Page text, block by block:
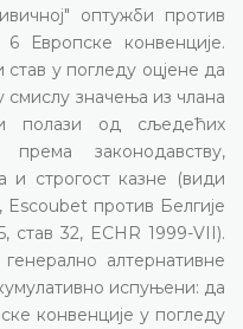
оптужби против
Европске конвенције.
у погледу оцјене да
смислу значења из члана
полази од сљедећих
према законодавству,
и строгост казне (види
против Белгије
став 32, ECHR 1999-VII).
алтернативне
испуњени: да
конвенције у погледу